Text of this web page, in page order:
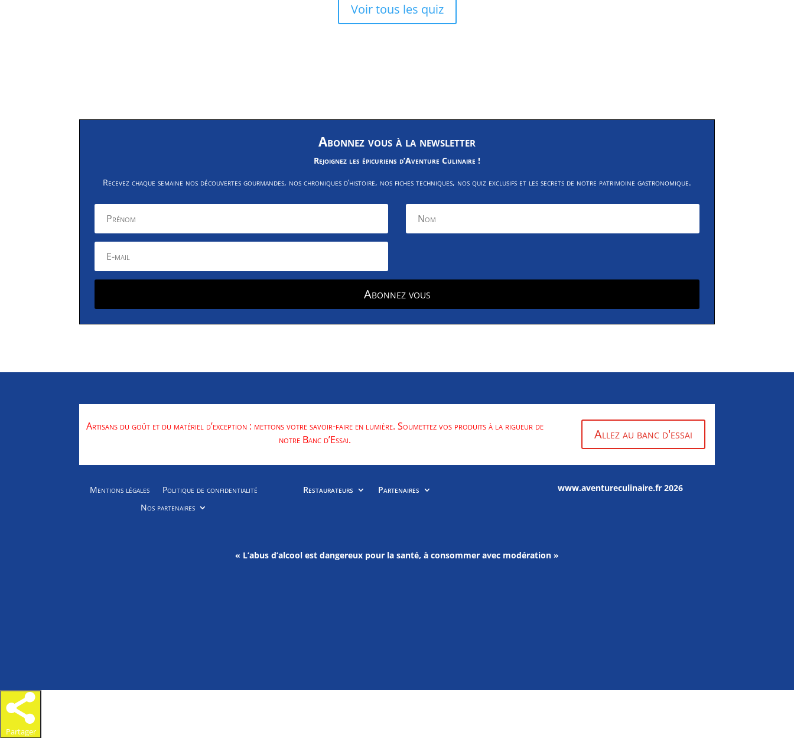
Voir tous les quiz
Abonnez vous à la newsletter
Rejoignez les épicuriens d’Aventure Culinaire !
Recevez chaque semaine nos découvertes gourmandes, nos chroniques d’histoire, nos fiches techniques, nos quiz exclusifs et les secrets de notre patrimoine gastronomique.
Abonnez vous
Artisans du goût et du matériel d’exception : mettons votre savoir-faire en lumière. Soumettez vos produits à la rigueur de
notre Banc d’Essai.
Allez au banc d'essai
Mentions légales
Politique de confidentialité
Nos partenaires
Restaurateurs Partenaires www.aventureculinaire.fr 2026
« L’abus d’alcool est dangereux pour la santé, à consommer avec modération »
Partager